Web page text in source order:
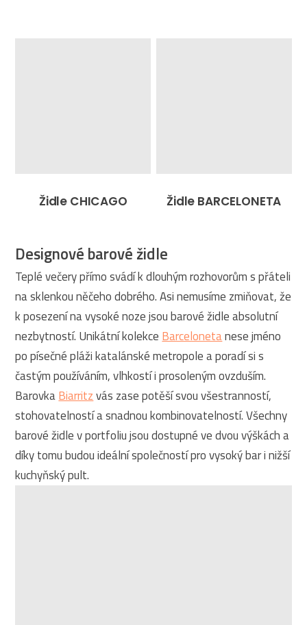
Židle CHICAGO Židle BARCELONETA
Designové barové židle
Teplé večery přímo svádí k dlouhým rozhovorům s přáteli
na sklenkou něčeho dobrého. Asi nemusíme zmiňovat, že
k posezení na vysoké noze jsou barové židle absolutní
nezbytností. Unikátní kolekce Barcelonetanese jméno
po písečné pláži katalánské metropole a poradí si s
častým používáním, vlhkostí i prosoleným ovzduším.
BarovkaBiarritzvás zase potěší svou všestranností,
stohovatelností a snadnou kombinovatelností. Všechny
barové židle v portfoliu jsou dostupné ve dvou výškách a
díky tomu budou ideální společností pro vysoký bar i nižší
kuchyňský pult.